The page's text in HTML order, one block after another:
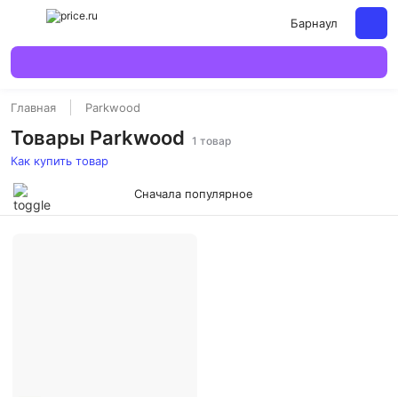
Барнаул
Главная Parkwood
Товары Parkwood 1 товар
Как купить товар
Сначала популярное